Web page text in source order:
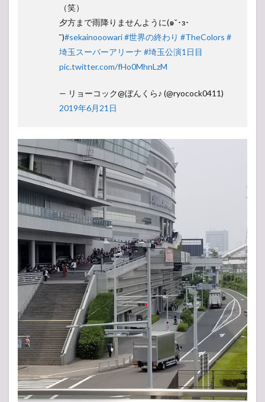
（笑）
夕方まで雨降りませんように(๑˘･з･
˘)#sekainooowari#世界の終わり #TheColors #
埼玉スーパーアリーナ #埼玉公演1日目
pic.twitter.com/fHo0MhnLzM
— リョーコック@ぼんくら♪ (@ryocock0411)
2019年6月21日